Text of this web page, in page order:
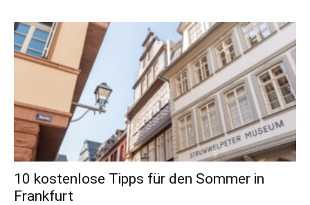
10 kostenlose Tipps für den Sommer in
Frankfurt